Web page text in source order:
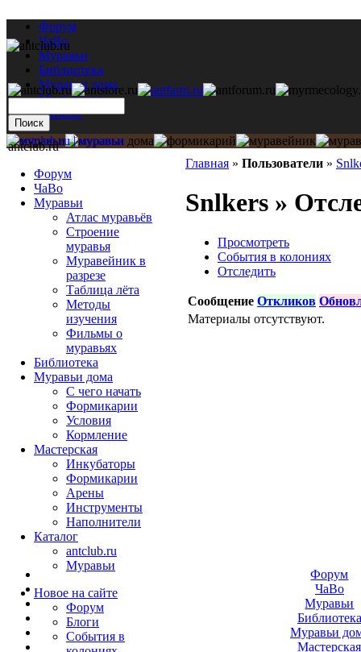
Форум
ЧаВо
Муравьи
Библиотека
Муравьи дома
Мастерская
Каталог
Главная » Пользователи »
Snlkers »
Просмотреть
События в колониях
Отследить
Сообщение Откликов
Материалы отсутствуют.
antclub.ru
Форум
ЧаВо
Муравьи
Атлас муравьёв
Строение
муравья
Муравейник в
разрезе
Таблица лёта
Методы
изучения
Фильмы о
муравьях
Библиотека
Муравьи дома
С чего начать
Формикарии
Условия
Кормление
Мастерская
Инкубаторы
Формикарии
Арены
Инструменты
Наполнители
Каталог
antclub.ru
Муравьи
Новое на сайте
Форум
Блоги
События в
Форум
ЧаВо
Муравьи
Библиотека
Муравьи
Мастерская